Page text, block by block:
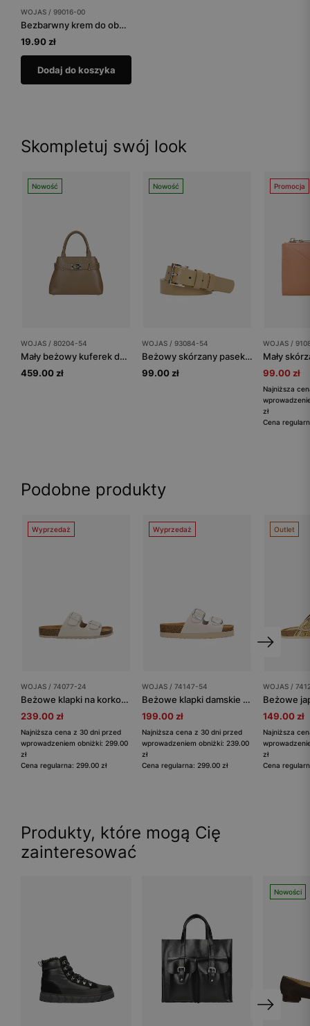
WOJAS / 99016-00
Bezbarwny krem do obuwia
19.90 zł
Dodaj do koszyka
Skompletuj swój look
Nowość
WOJAS / 80204-54
Mały beżowy kuferek damski ze skóry licowej
459.00 zł
Nowość
WOJAS / 93084-54
Beżowy skórzany pasek ze złotą klamrą
99.00 zł
Promocja
WOJAS /
99.00 zł
Najniższa
zł
Cena
Podobne produkty
Wyprzedaż
WOJAS / 74077-24
Beżowe klapki na korkowej podeszwie
239.00 zł
Najniższa cena z 30 dni przed
wprowadzeniem obniżki: 299.00
zł
Cena regularna: 299.00 zł
Wyprzedaż
WOJAS / 74147-54
Beżowe klapki damskie na wysokiej korkowej platformie
199.00 zł
Najniższa cena z 30 dni przed
wprowadzeniem obniżki: 239.00
zł
Cena regularna: 299.00 zł
Outlet
WOJAS /
149.00 zł
Najniższa
zł
Cena
Produkty, które mogą Cię
zainteresować
Nowości